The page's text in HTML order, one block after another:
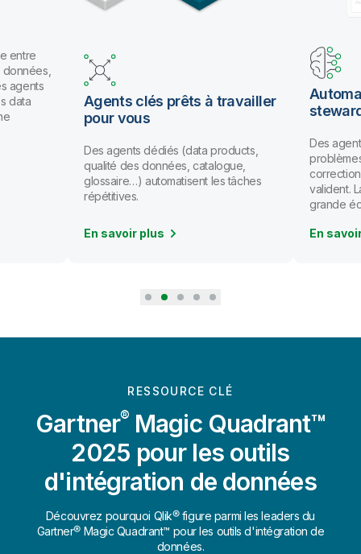
entre
agents
data
Agents clés prêts à travailler
pour vous
Des agents dédiés (data products,
qualité des données, catalogue,
glossaire…) automatisent les tâches
répétitives.
En savoir plus
Des
valident.
grande
En
RESSOURCE CLÉ
Gartner® Magic Quadrant™
2025 pour les outils
d'intégration de données
Découvrez pourquoi Qlik® figure parmi les leaders du
Gartner® Magic Quadrant™ pour les outils d'intégration de
données.